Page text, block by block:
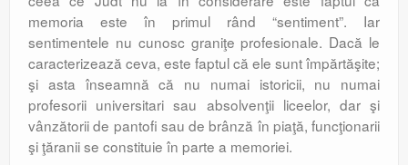
memoria este în primul rând “sentiment”. Iar
sentimentele nu cunosc graniţe profesionale. Dacă le
caracterizează ceva, este faptul că ele sunt împărtăşite;
şi asta înseamnă că nu numai istoricii, nu numai
profesorii universitari sau absolvenţii liceelor, dar şi
vânzătorii de pantofi sau de brânză în piaţă, funcţionarii
şi ţăranii se constituie în parte a memoriei.